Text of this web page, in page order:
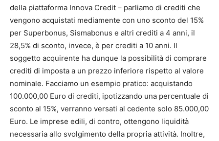
della piattaforma Innova Credit – parliamo di crediti che
vengono acquistati mediamente con uno sconto del 15%
per Superbonus, Sismabonus e altri crediti a 4 anni, il
28,5% di sconto, invece, è per crediti a 10 anni. Il
soggetto acquirente ha dunque la possibilità di comprare
crediti di imposta a un prezzo inferiore rispetto al valore
nominale. Facciamo un esempio pratico: acquistando
100.000,00 Euro di crediti, ipotizzando una percentuale di
sconto al 15%, verranno versati al cedente solo 85.000,00
Euro. Le imprese edili, di contro, ottengono liquidità
necessaria allo svolgimento della propria attività. Inoltre,